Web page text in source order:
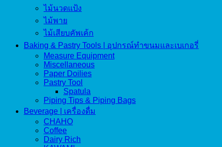
ไม้นวดแป้ง
ไม้พาย
ไม้เสียบคัพเค้ก
Baking & Pastry Tools | อุปกรณ์ทำขนมและเบเกอรี่
Measure Equipment
Miscellaneous
Paper Doilies
Pastry Tool
Spatula
Piping Tips & Piping Bags
Beverage | เครื่องดื่ม
CHAHO
Coffee
Dairy Rich